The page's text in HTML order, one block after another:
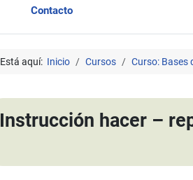
Contacto
Está aquí: Inicio Cursos Curso: Bases
Instrucción hacer –